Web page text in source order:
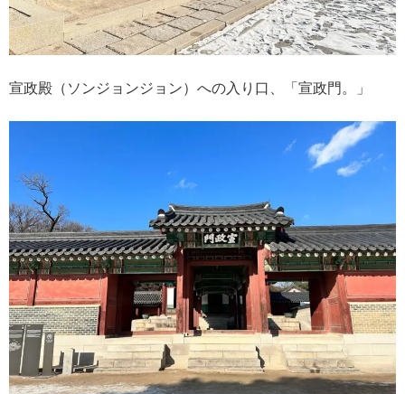
宣政殿（ソンジョンジョン）への入り口、「宣政門。」